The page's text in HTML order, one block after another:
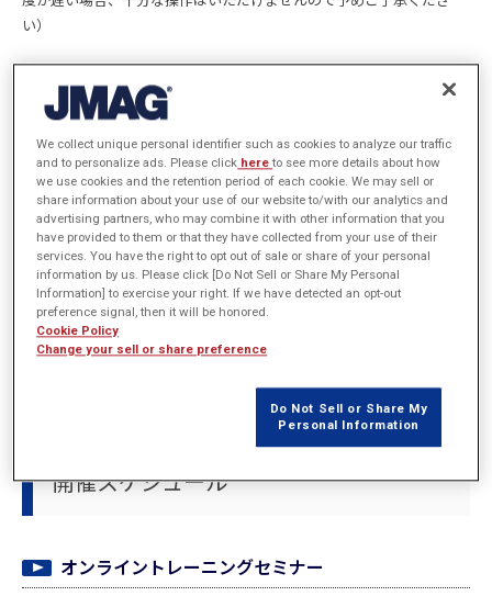
い）
※プログラムは変更になる場合がございます。予めご了承ください。
最新情報はJMAG WEBサイトをご覧ください。
チケットが必要となります。予めご了承願います。
ご契約時にメールにてライセンス管理者に案内をしているライ
センスIDとパスワード、もしくはユーザーIDをご用意くださ
い。詳しくは以下をご欄ください。
JMAG WEBサイトの認証IDに関して
※JMAG WEB MEMBER（無料会員）向けのサービスとは異なります。ご注意く
ださい。
開催スケジュール
オンライントレーニングセミナー
We collect unique personal identifier such as cookies to analyze our traffic
and to personalize ads. Please click hereto see more details about how
we use cookies and the retention period of each cookie. We may sell or
share information about your use of our website to/with our analytics and
advertising partners, who may combine it with other information that you
have provided to them or that they have collected from your use of their
services. You have the right to opt out of sale or share of your personal
information by us. Please click [Do Not Sell or Share My Personal
Information] to exercise your right. If we have detected an opt-out
preference signal, then it will be honored.
Cookie Policy
Change your sell or share preference
Do Not Sell or Share My
Personal Information